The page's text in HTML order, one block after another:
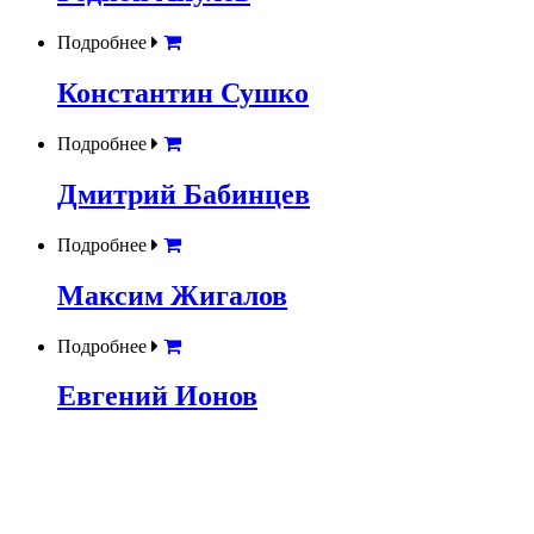
Подробнее
Константин Сушко
Подробнее
Дмитрий Бабинцев
Подробнее
Максим Жигалов
Подробнее
Евгений Ионов